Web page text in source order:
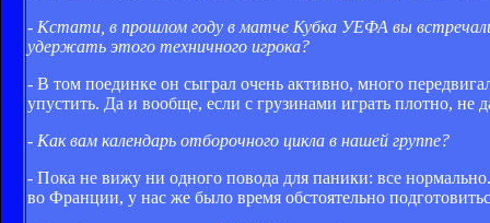
- Кстати, в прошлом году в матче Кубка УЕФА вы
удержать этого техничного игрока?
- В том поединке он сыграл очень активно, много
упустить. Да и вообще, если с грузинами играть плотно, не
- Как вам календарь отборочного цикла в нашей группе?
- Пока не вижу ни одного повода для паники: все
во Франции, у нас же было время обстоятельно